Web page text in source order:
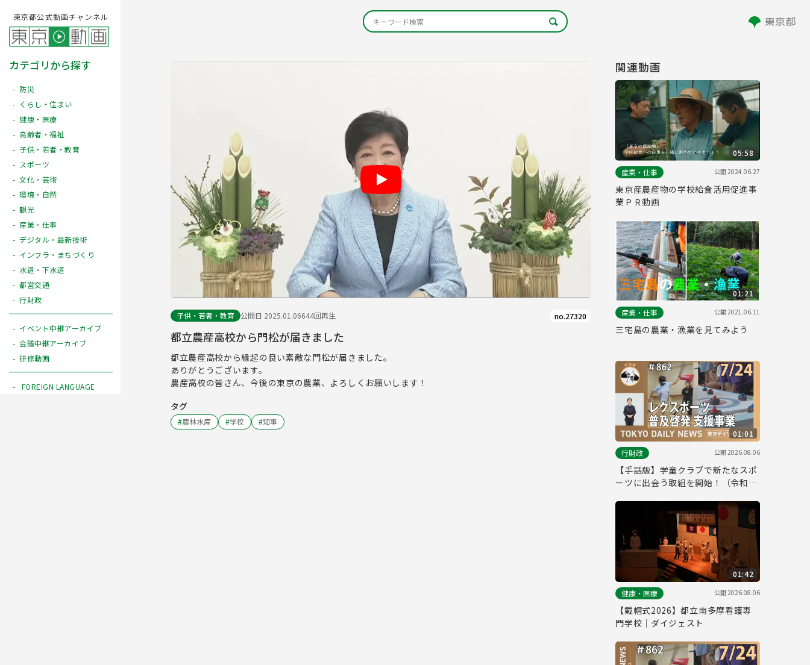
東京都公式動画チャンネル
カテゴリから探す
防災
くらし・住まい
健康・医療
高齢者・福祉
子供・若者・教育
スポーツ
文化・芸術
環境・自然
観光
産業・仕事
デジタル・最新技術
インフラ・まちづくり
水道・下水道
都営交通
行財政
イベント中継アーカイブ
会議中継アーカイブ
研修動画
FOREIGN LANGUAGE
Play
子供・若者・教育 公開日 2025.01.06644回再生 no.27320
都立農産高校から門松が届きました
都立農産高校から縁起の良い素敵な門松が届きました。
ありがとうございます。
農産高校の皆さん、今後の東京の農業、よろしくお願いします！
タグ
#農林水産 #学校 #知事
関連動画
05:58
産業・仕事
公開2024.06.27
東京産農産物の学校給食活用促進事
業ＰＲ動画
01:21
産業・仕事
公開2021.06.11
三宅島の農業・漁業を見てみよう
01:01
行財政
公開2026.08.06
【手話版】学童クラブで新たなスポ
ーツに出会う取組を開始！（令和8
01:42
健康・医療
公開2026.08.06
【戴帽式2026】都立南多摩看護専
門学校｜ダイジェスト